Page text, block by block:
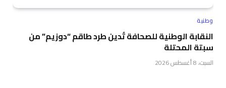
وطنية
النقابة الوطنية للصحافة تُدين طرد طاقم “دوزيم” من
سبتة المحتلة
السبت، 8 أغسطس 2026